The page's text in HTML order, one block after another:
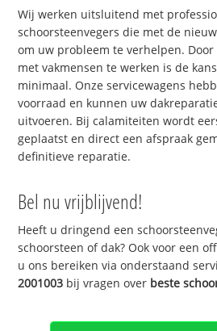
Wij werken uitsluitend met
schoorsteenvegers die met de
om uw probleem te verhelpen. Door
met vakmensen te werken is de
minimaal. Onze servicewagens
voorraad en kunnen uw
uitvoeren. Bij calamiteiten wordt
geplaatst en direct een afspraak
definitieve reparatie.
Bel nu vrijblijvend!
Heeft u dringend een
schoorsteen of dak? Ook voor een
u ons bereiken via onderstaand
2001003 bij vragen over beste